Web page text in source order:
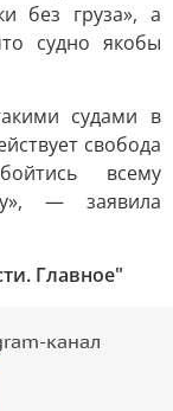
без груза», а
судно якобы
судами в
свобода
всему
— заявила
Главное"
канал